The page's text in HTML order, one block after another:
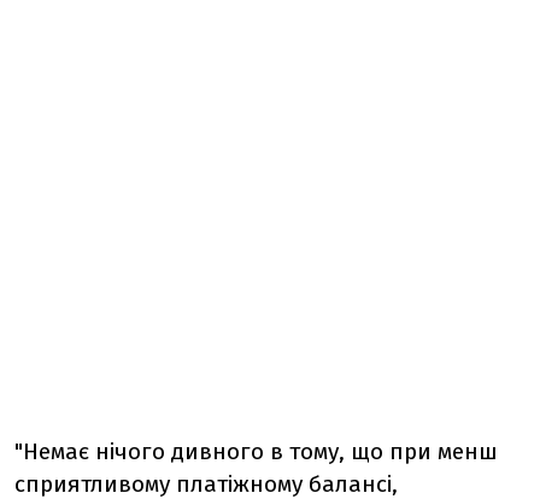
"Немає нічого дивного в тому, що при менш
сприятливому платіжному балансі,